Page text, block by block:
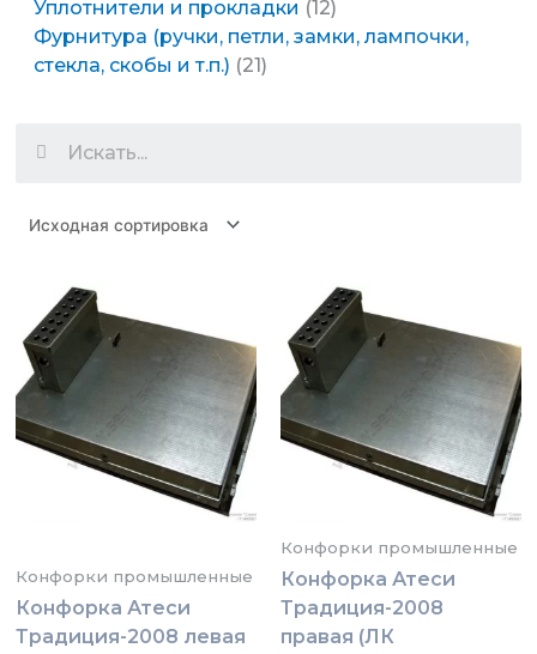
Уплотнители и прокладки 12
Фурнитура (ручки, петли, замки, лампочки,
стекла, скобы и т.п.)
21
Конфорки промышленные
Конфорка Атеси
Традиция-2008 левая
Конфорки промышленные
Конфорка Атеси
Традиция-2008
правая (ЛК